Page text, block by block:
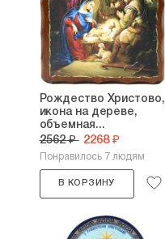
Рождество Христово,
икона на дереве,
объемная...
2562 ₽ 2268 ₽
Понравилось 7 людям
В КОРЗИНУ